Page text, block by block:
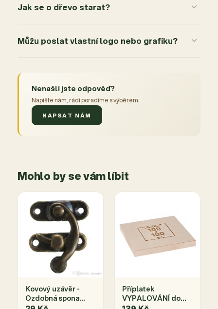
Jak se o dřevo starat?
Můžu poslat vlastní logo nebo grafiku?
Nenašli jste odpověď?
Napište nám, rádi poradíme s výběrem.
NAPSAT NÁM
Mohlo by se vám líbit
Kovový uzávěr -
Ozdobná spona
Příplatek
VYPALOVÁNÍ do